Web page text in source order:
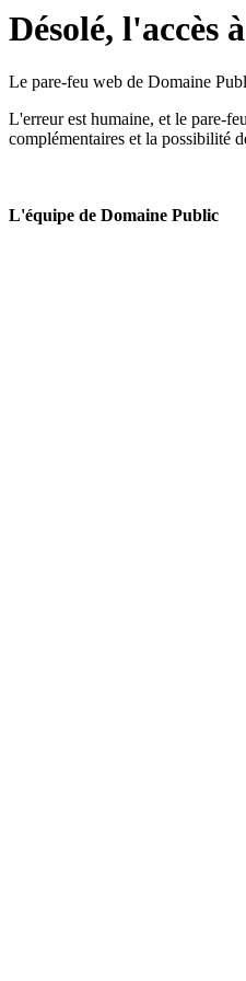
Désolé, l'accès
Le pare-feu web de Domaine
L'erreur est humaine, et le pare-
complémentaires et la possibilité
L'équipe de Domaine Public